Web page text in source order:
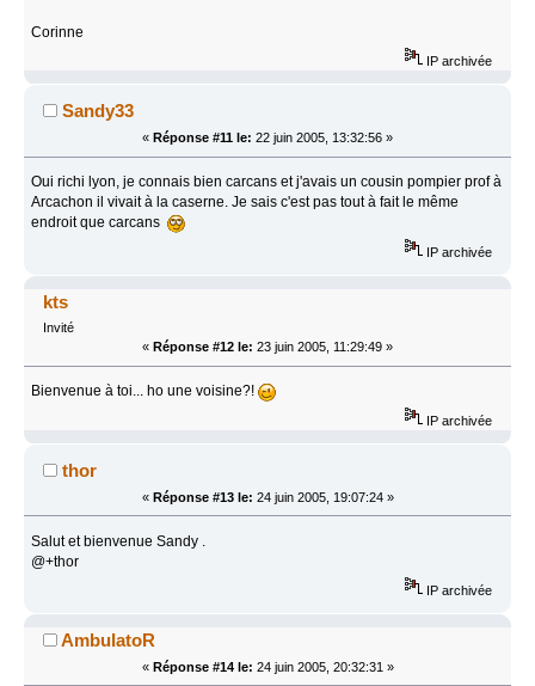
Corinne
IP archivée
Sandy33
« Réponse #11 le: 22 juin 2005, 13:32:56 »
Oui richi lyon, je connais bien carcans et j'avais un cousin pompier prof à
Arcachon il vivait à la caserne. Je sais c'est pas tout à fait le même
endroit que carcans
IP archivée
kts
Invité
« Réponse #12 le: 23 juin 2005, 11:29:49 »
Bienvenue à toi... ho une voisine?!
IP archivée
thor
« Réponse #13 le: 24 juin 2005, 19:07:24 »
Salut et bienvenue Sandy .
@+thor
IP archivée
AmbulatoR
« Réponse #14 le: 24 juin 2005, 20:32:31 »